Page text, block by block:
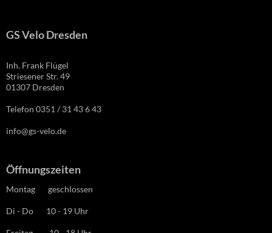
GS Velo Dresden
Inh. Frank Flügel
Striesener Str. 49
01307 Dresden
Telefon 0351 / 31 43 6 43
info@gs-velo.de
Öffnungszeiten
Montag geschlossen
Di - Do 10 - 19 Uhr